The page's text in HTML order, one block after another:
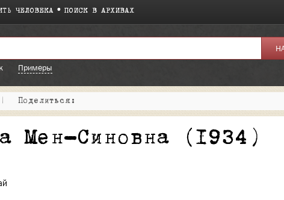
ЧЕЛОВЕКА ПОИСК В АРХИВАХ
Примеры
| Поделиться:
Мен-Синовна (1934)